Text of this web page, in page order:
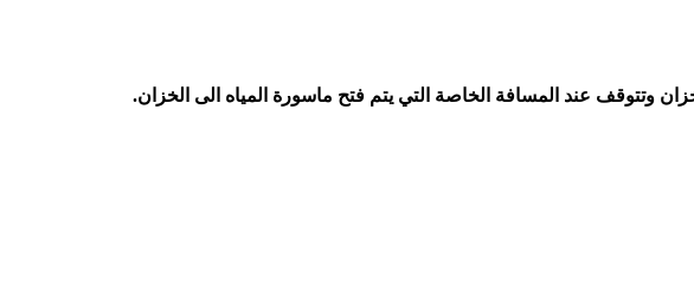
وتتوقف عند المسافة الخاصة التي يتم فتح ماسورة المياه الى الخزان.